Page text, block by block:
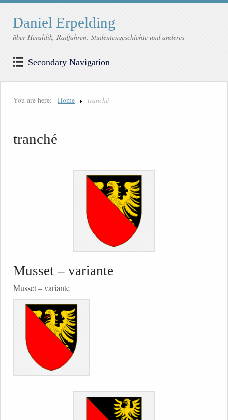
Daniel Erpelding
über Heraldik, Radfahren, Studentengeschichte und anderes
Secondary Navigation
You are here: Home tranché
tranché
Musset – variante
Musset – variante